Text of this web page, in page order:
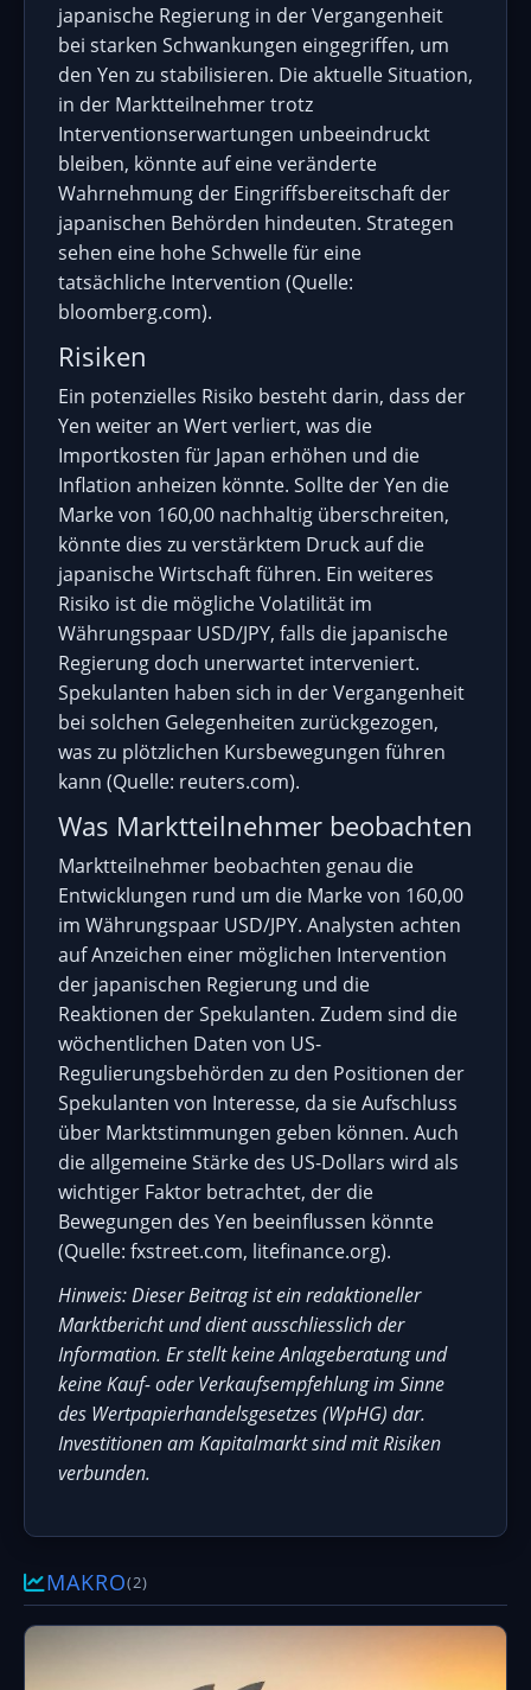
japanische Regierung in der Vergangenheit
bei starken Schwankungen eingegriffen, um
den Yen zu stabilisieren. Die aktuelle Situation,
in der Marktteilnehmer trotz
Interventionserwartungen unbeeindruckt
bleiben, könnte auf eine veränderte
Wahrnehmung der Eingriffsbereitschaft der
japanischen Behörden hindeuten. Strategen
sehen eine hohe Schwelle für eine
tatsächliche Intervention (Quelle:
bloomberg.com).
Risiken
Ein potenzielles Risiko besteht darin, dass der
Yen weiter an Wert verliert, was die
Importkosten für Japan erhöhen und die
Inflation anheizen könnte. Sollte der Yen die
Marke von 160,00 nachhaltig überschreiten,
könnte dies zu verstärktem Druck auf die
japanische Wirtschaft führen. Ein weiteres
Risiko ist die mögliche Volatilität im
Währungspaar USD/JPY, falls die japanische
Regierung doch unerwartet interveniert.
Spekulanten haben sich in der Vergangenheit
bei solchen Gelegenheiten zurückgezogen,
was zu plötzlichen Kursbewegungen führen
kann (Quelle: reuters.com).
Was Marktteilnehmer beobachten
Marktteilnehmer beobachten genau die
Entwicklungen rund um die Marke von 160,00
im Währungspaar USD/JPY. Analysten achten
auf Anzeichen einer möglichen Intervention
der japanischen Regierung und die
Reaktionen der Spekulanten. Zudem sind die
wöchentlichen Daten von US-
Regulierungsbehörden zu den Positionen der
Spekulanten von Interesse, da sie Aufschluss
über Marktstimmungen geben können. Auch
die allgemeine Stärke des US-Dollars wird als
wichtiger Faktor betrachtet, der die
Bewegungen des Yen beeinflussen könnte
(Quelle: fxstreet.com, litefinance.org).
Hinweis: Dieser Beitrag ist ein redaktioneller
Marktbericht und dient ausschliesslich der
Information. Er stellt keine Anlageberatung und
keine Kauf- oder Verkaufsempfehlung im Sinne
des Wertpapierhandelsgesetzes (WpHG) dar.
Investitionen am Kapitalmarkt sind mit Risiken
verbunden.
MAKRO(2)